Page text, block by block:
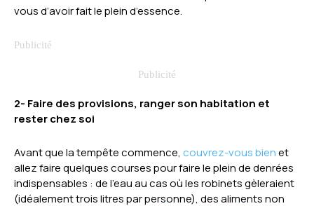
vous d’avoir fait le plein d’essence.
2- Faire des provisions, ranger son habitation et
rester chez soi
Avant que la tempête commence, couvrez-vous bienet
allez faire quelques courses pour faire le plein de denrées
indispensables : de l’eau au cas où les robinets gèleraient
(idéalement trois litres par personne), des aliments non